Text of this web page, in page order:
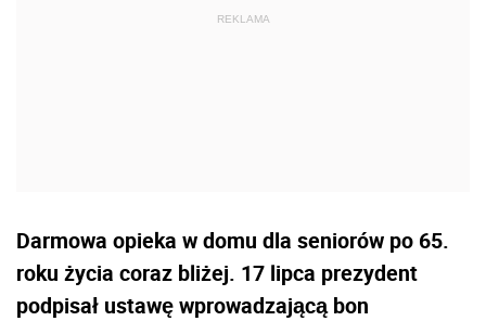
Darmowa opieka w domu dla seniorów po 65.
roku życia coraz bliżej. 17 lipca prezydent
podpisał ustawę wprowadzającą bon